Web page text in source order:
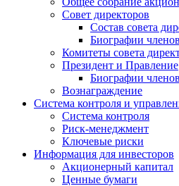
Совет директоров
Состав совета
Биографии
Комитеты совета
Президент и Правление
Биографии
Вознаграждение
Система контроля и
Система контроля
Риск-менеджмент
Ключевые риски
Информация для инвесторов
Акционерный капитал
Ценные бумаги